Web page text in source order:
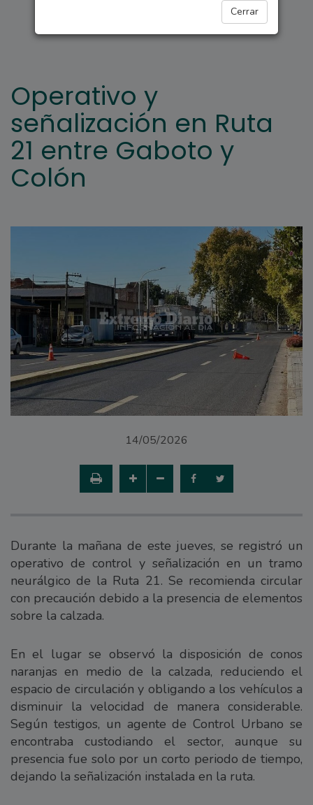
Cerrar
Operativo y
señalización en Ruta
21 entre Gaboto y
Colón
14/05/2026
Durante la mañana de este jueves, se registró un
operativo de control y señalización en un tramo
neurálgico de la Ruta 21. Se recomienda circular
con precaución debido a la presencia de elementos
sobre la calzada.
En el lugar se observó la disposición de conos
naranjas en medio de la calzada, reduciendo el
espacio de circulación y obligando a los vehículos a
disminuir la velocidad de manera considerable.
Según testigos, un agente de Control Urbano se
encontraba custodiando el sector, aunque su
presencia fue solo por un corto periodo de tiempo,
dejando la señalización instalada en la ruta.